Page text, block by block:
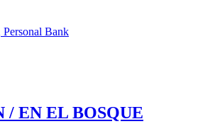
/ EN EL BOSQUE